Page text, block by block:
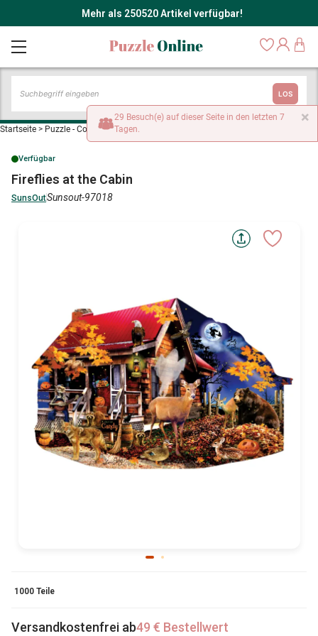
Mehr als 250520 Artikel verfügbar!
LOS
Startseite > Puzzle - Cottages und Chalets
Verfügbar
Fireflies at the Cabin
SunsOutSunsout-97018
1000 Teile
Versandkostenfrei ab49 € Bestellwert
×
29 Besuch(e) auf dieser Seite in den letzten 7
Tagen.